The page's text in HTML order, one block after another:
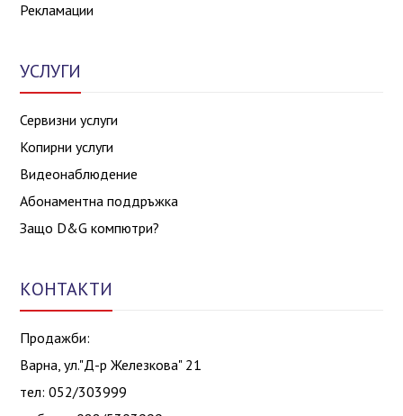
Рекламации
УСЛУГИ
Сервизни услуги
Копирни услуги
Видеонаблюдение
Абонаментна поддръжка
Защо D&G компютри?
КОНТАКТИ
Продажби:
Варна, ул."Д-р Железкова" 21
тел: 052/303999